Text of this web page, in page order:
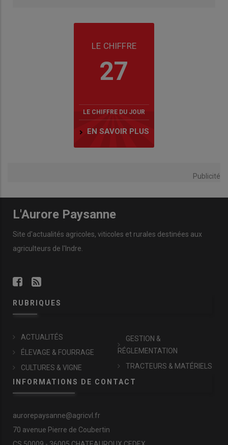
LE CHIFFRE
27
LE CHIFFRE DU JOUR
EN SAVOIR PLUS
Publicité
L'Aurore Paysanne
Site d'actualités agricoles, viticoles et rurales destinées aux
agriculteurs de l'Indre.
RUBRIQUES
ACTUALITÉS
ÉLEVAGE & FOURRAGE
CULTURES & VIGNE
GESTION &
RÉGLEMENTATION
TRACTEURS & MATÉRIELS
INFORMATIONS DE CONTACT
aurorepaysanne@agricvl.fr
70 avenue Pierre de Coubertin